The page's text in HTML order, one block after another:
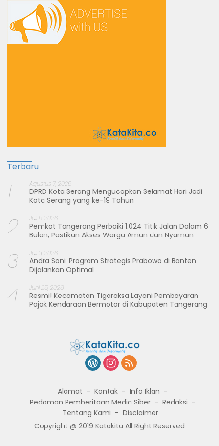
Terbaru
1 Agustus 7, 2026
DPRD Kota Serang Mengucapkan Selamat Hari Jadi
Kota Serang yang ke-19 Tahun
2 Juli 8, 2026
Pemkot Tangerang Perbaiki 1.024 Titik Jalan Dalam 6
Bulan, Pastikan Akses Warga Aman dan Nyaman
3 Juli 3, 2026
Andra Soni: Program Strategis Prabowo di Banten
Dijalankan Optimal
4 Juni 25, 2026
Resmi! Kecamatan Tigaraksa Layani Pembayaran
Pajak Kendaraan Bermotor di Kabupaten Tangerang
Alamat Kontak
Info Iklan
Pedoman Pemberitaan Media Siber
Redaksi
Tentang Kami
Disclaimer
Copyright @ 2019 Katakita All Right Reserved